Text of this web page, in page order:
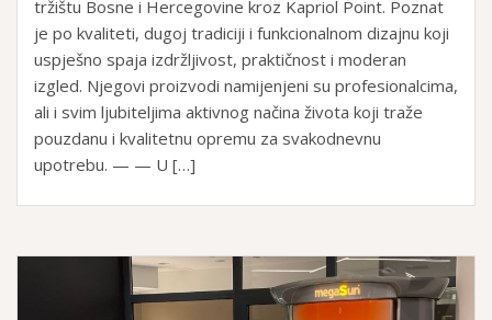
tržištu Bosne i Hercegovine kroz Kapriol Point. Poznat
je po kvaliteti, dugoj tradiciji i funkcionalnom dizajnu koji
uspješno spaja izdržljivost, praktičnost i moderan
izgled. Njegovi proizvodi namijenjeni su profesionalcima,
ali i svim ljubiteljima aktivnog načina života koji traže
pouzdanu i kvalitetnu opremu za svakodnevnu
upotrebu. — — U […]